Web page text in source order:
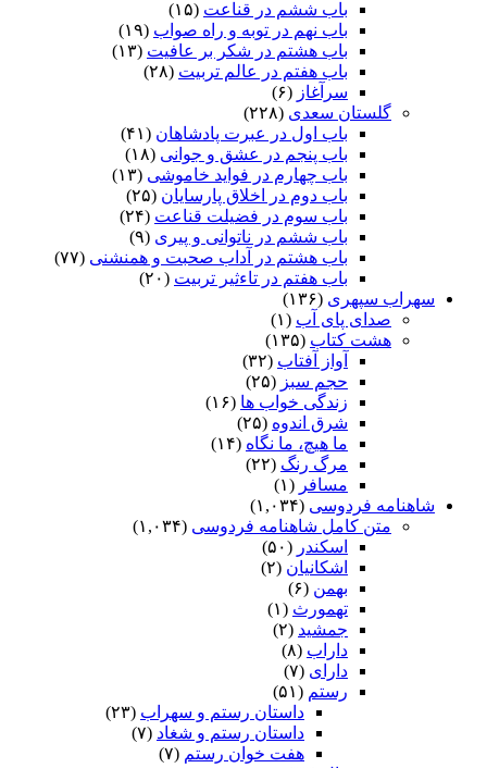
باب ششم در قناعت (۱۵)
باب نهم در توبه و راه صواب (۱۹)
باب هشتم در شکر بر عافیت (۱۳)
باب هفتم در عالم تربیت (۲۸)
سرآغاز (۶)
گلستان سعدی (۲۲۸)
باب اول در عبرت پادشاهان (۴۱)
باب پنجم در عشق و جوانى (۱۸)
باب چهارم در فواید خاموشى (۱۳)
باب دوم در اخلاق پارسایان (۲۵)
باب سوم در فضیلت قناعت (۲۴)
باب ششم در ناتوانى و پیرى (۹)
باب هشتم در آداب صحبت و همنشنى (۷۷)
باب هفتم در تاءثیر تربیت (۲۰)
سهراب سپهری (۱۳۶)
صدای پای آب (۱)
هشت کتاب (۱۳۵)
آواز آفتاب (۳۲)
حجم سبز (۲۵)
زندگی خواب ها (۱۶)
شرق اندوه (۲۵)
ما هیچ، ما نگاه (۱۴)
مرگ رنگ (۲۲)
مسافر (۱)
شاهنامه فردوسی (۱,۰۳۴)
متن کامل شاهنامه فردوسی (۱,۰۳۴)
اسکندر (۵۰)
اشکانیان (۲)
بهمن (۶)
تهمورث (۱)
جمشید (۲)
داراب (۸)
دارای (۷)
رستم (۵۱)
داستان رستم و سهراب (۲۳)
داستان رستم و شغاد (۷)
هفت خوان رستم‏ (۷)